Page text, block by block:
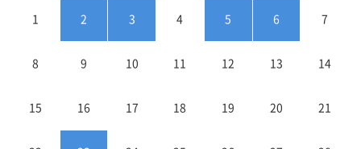
1 2 3 4 5 6 7
8 9 10 11 12 13 14
15 16 17 18 19 20 21